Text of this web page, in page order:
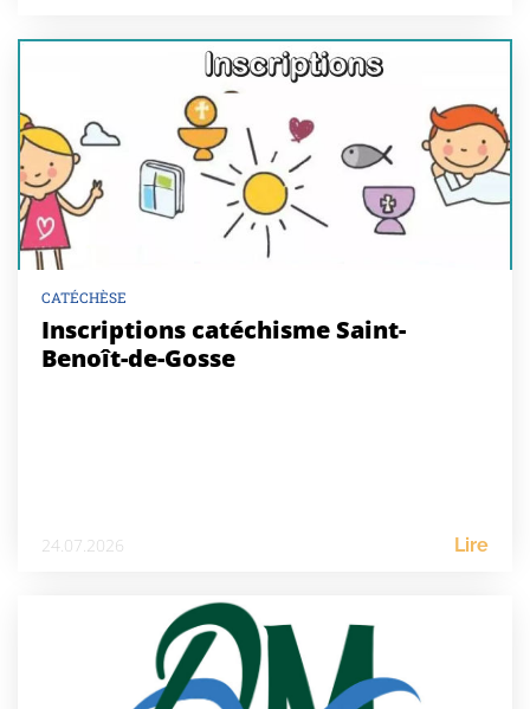
CATÉCHÈSE
Inscriptions catéchisme Saint-
Benoît-de-Gosse
24.07.2026 Lire